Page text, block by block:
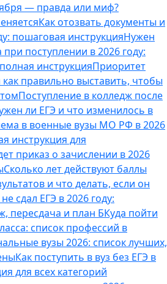
— правда или миф?
Как отозвать документы и
пошаговая инструкцияНужен
при поступлении в 2026 году:
инструкцияПриоритет
как правильно выставить, чтобы
Поступление в колледж после
ли ЕГЭ и что изменилось в
в военные вузы МО РФ в 2026
инструкция для
приказ о зачислении в 2026
Сколько лет действуют баллы
и что делать, если он
сдал ЕГЭ в 2026 году:
пересдача и план БКуда пойти
список профессий в
вузы 2026: список лучших,
Как поступить в вуз без ЕГЭ в
для всех категорий